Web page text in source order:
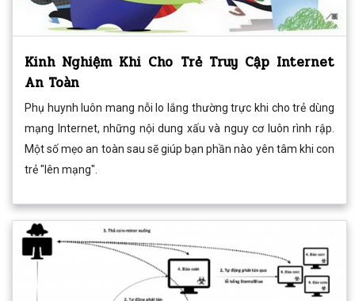
Kinh Nghiệm Khi Cho Trẻ Truy Cập Internet
An Toàn
Phụ huynh luôn mang nỗi lo lắng thường trực khi cho trẻ dùng
mạng Internet, những nội dung xấu và nguy cơ luôn rình rập.
Một số mẹo an toàn sau sẽ giúp bạn phần nào yên tâm khi con
trẻ "lên mạng".